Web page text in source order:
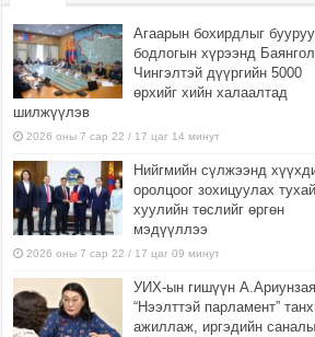
Агаарын бохирдлыг
бодлогын хүрээнд
Чингэлтэй дүүргийн 5000
өрхийг хийн халаалтад
шилжүүлэв
2026 оны 7 сар 22 / 17 цаг 14 минут
Нийгмийн сүлжээнд
оролцоог зохицуулах тухай
хуулийн төслийг өргөн
мэдүүллээ
2026 оны 7 сар 22 / 17 цаг 09 минут
УИХ-ын гишүүн
“Нээлттэй парламент”
ажиллаж, иргэдийн